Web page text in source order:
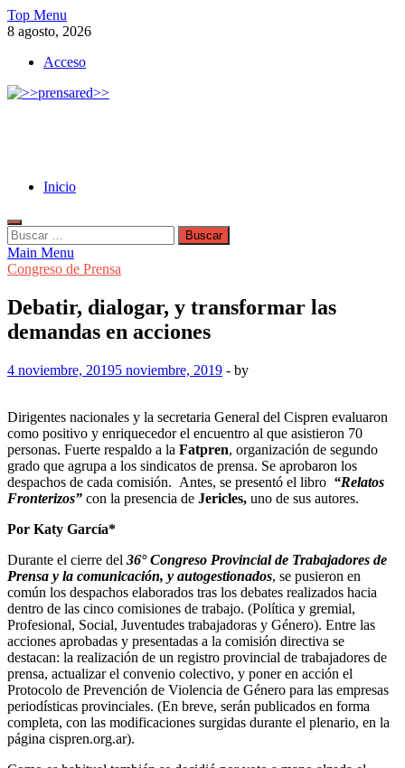
Skip
to
Top Menu
8 agosto, 2026
Acceso
Inicio
Buscar:
Main Menu
Congreso de Prensa
Debatir, dialogar, y transformar las
demandas en acciones
4 noviembre, 20195 noviembre, 2019 - by
Dirigentes nacionales y la secretaria General del Cispren evaluaron
como positivo y enriquecedor el encuentro al que asistieron 70
personas. Fuerte respaldo a la Fatpren, organización de segundo
grado que agrupa a los sindicatos de prensa. Se aprobaron los
despachos de cada comisión. Antes, se presentó el libro “Relatos
Fronterizos” con la presencia de Jericles, uno de sus autores.
Por Katy García*
Durante el cierre del 36° Congreso Provincial de Trabajadores de
Prensa y la comunicación, y autogestionados, se pusieron en
común los despachos elaborados tras los debates realizados hacia
dentro de las cinco comisiones de trabajo. (Política y gremial,
Profesional, Social, Juventudes trabajadoras y Género). Entre las
acciones aprobadas y presentadas a la comisión directiva se
destacan: la realización de un registro provincial de trabajadores de
prensa, actualizar el convenio colectivo, y poner en acción el
Protocolo de Prevención de Violencia de Género para las empresas
periodísticas provinciales. (En breve, serán publicados en forma
completa, con las modificaciones surgidas durante el plenario, en la
página cispren.org.ar).